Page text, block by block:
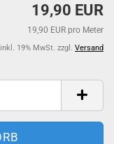
19,90 EUR
19,90 EUR pro Meter
inkl. 19% MwSt. zzgl. Versand